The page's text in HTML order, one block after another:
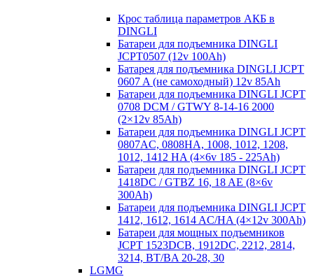
Крос таблица параметров АКБ в
DINGLI
Батареи для подъемника DINGLI
JCPT0507 (12v 100Ah)
Батарея для подъемника DINGLI JCPT
0607 A (не самоходный) 12v 85Ah
Батареи для подъемника DINGLI JCPT
0708 DCM / GTWY 8-14-16 2000
(2×12v 85Ah)
Батареи для подъемника DINGLI JCPT
0807AC, 0808HA, 1008, 1012, 1208,
1012, 1412 HA (4×6v 185 - 225Ah)
Батареи для подъемника DINGLI JCPT
1418DC / GTBZ 16, 18 AE (8×6v
300Ah)
Батареи для подъемника DINGLI JCPT
1412, 1612, 1614 AC/HA (4×12v 300Ah)
Батареи для мощных подъемников
JCPT 1523DCB, 1912DC, 2212, 2814,
3214, BT/BA 20-28, 30
LGMG